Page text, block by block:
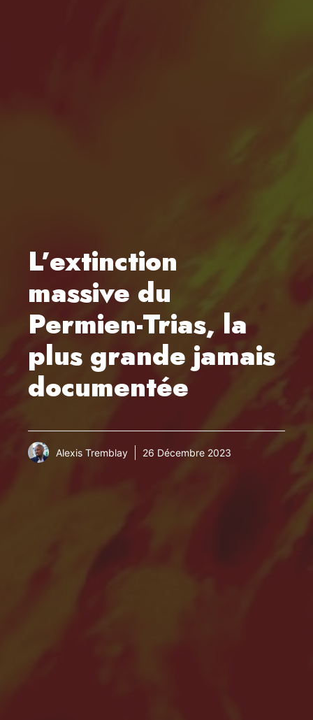
L’extinction
massive du
Permien-Trias, la
plus grande jamais
documentée
Alexis Tremblay 26 Décembre 2023